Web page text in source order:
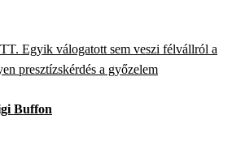
Egyik válogatott sem veszi félvállról a
presztízskérdés a győzelem
Buffon